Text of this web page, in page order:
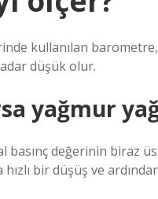
kullanılan barometre,
düşük olur.
yağmur
değerinin biraz
bir düşüş ve